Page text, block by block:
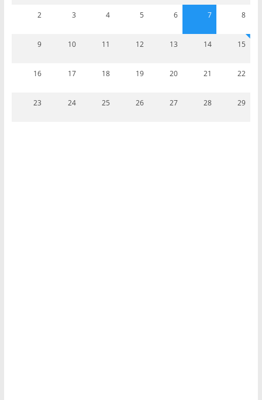
2 3 4 5 6 7 8
9 10 11 12 13 14 15
16 17 18 19 20 21 22
23 24 25 26 27 28 29